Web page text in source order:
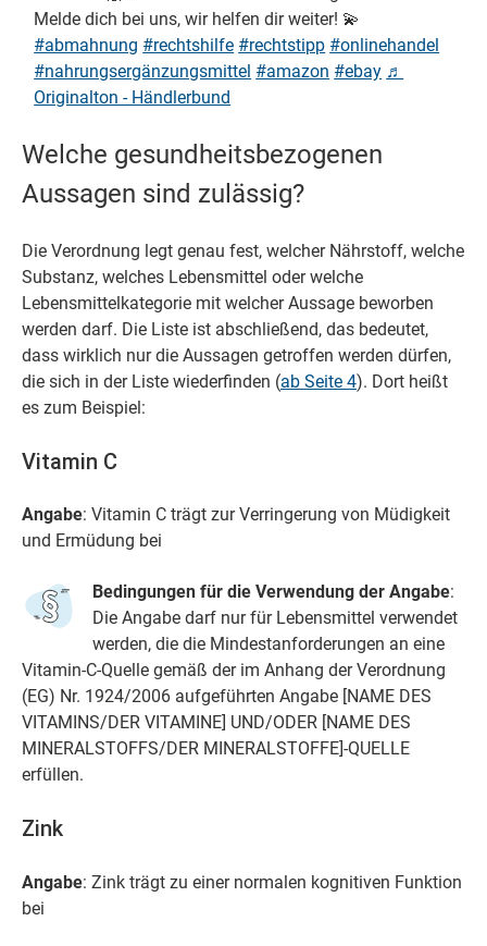
Melde dich bei uns, wir helfen dir weiter! 💫
#abmahnung #rechtshilfe #rechtstipp #onlinehandel
#nahrungsergänzungsmittel #amazon #ebay ♬
Originalton - Händlerbund
Welche gesundheitsbezogenen
Aussagen sind zulässig?
Die Verordnung legt genau fest, welcher Nährstoff, welche
Substanz, welches Lebensmittel oder welche
Lebensmittelkategorie mit welcher Aussage beworben
werden darf. Die Liste ist abschließend, das bedeutet,
dass wirklich nur die Aussagen getroffen werden dürfen,
die sich in der Liste wiederfinden (ab Seite 4). Dort heißt
es zum Beispiel:
Vitamin C
Angabe: Vitamin C trägt zur Verringerung von Müdigkeit
und Ermüdung bei
Bedingungen für die Verwendung der Angabe:
Die Angabe darf nur für Lebensmittel verwendet
werden, die die Mindestanforderungen an eine
Vitamin-C-Quelle gemäß der im Anhang der Verordnung
(EG) Nr. 1924/2006 aufgeführten Angabe [NAME DES
VITAMINS/DER VITAMINE] UND/ODER [NAME DES
MINERALSTOFFS/DER MINERALSTOFFE]-QUELLE
erfüllen.
Zink
Angabe: Zink trägt zu einer normalen kognitiven Funktion
bei